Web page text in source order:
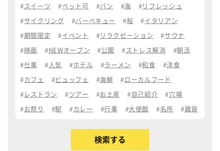
スイーツ ペット可 パン 海 リフレッシュ
サイクリング バーベキュー 桜 イタリアン
期間限定 イベント リラクゼーション サウナ
映画 NEWオープン 公園 ストレス解消 朝活
仕事 人気 ホテル ラーメン 和食 洋食
カフェ ビュッフェ 海鮮 ローカルフード
レストラン ツアー お土産 自己紹介 穴場
お祭り 駅 カレー 行事 大使館 名所 雑貨